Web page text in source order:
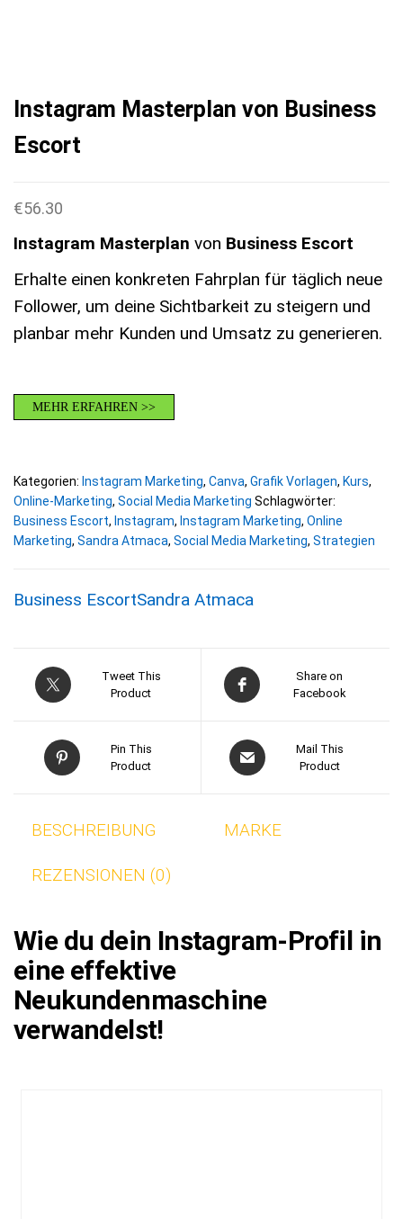
Instagram Masterplan von Business
Escort
€56.30
Instagram Masterplan von Business Escort
Erhalte einen konkreten Fahrplan für täglich neue
Follower, um deine Sichtbarkeit zu steigern und
planbar mehr Kunden und Umsatz zu generieren.
MEHR ERFAHREN >>
Kategorien: Instagram Marketing, Canva, Grafik Vorlagen, Kurs,
Online-Marketing, Social Media Marketing Schlagwörter:
Business Escort, Instagram, Instagram Marketing, Online
Marketing, Sandra Atmaca, Social Media Marketing, Strategien
Business EscortSandra Atmaca
Tweet This
Product
Share on
Facebook
Pin This
Product
Mail This
Product
BESCHREIBUNG MARKE
REZENSIONEN (0)
Wie du dein Instagram-Profil in
eine effektive
Neukundenmaschine
verwandelst!